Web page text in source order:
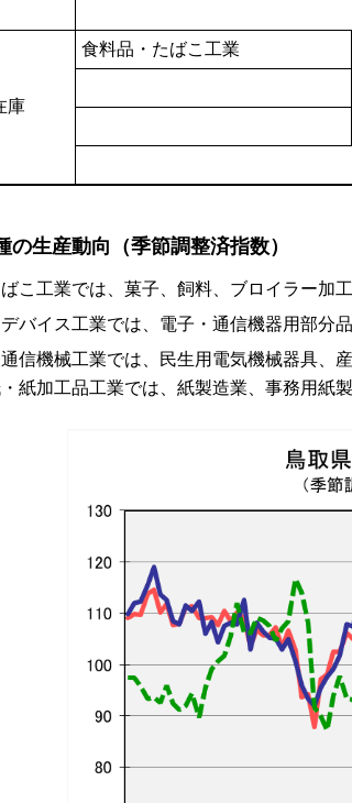
庫
食料品・たばこ工業
の生産動向（季節調整済指数）
ばこ工業では、菓子、飼料、ブロイラー加
デバイス工業では、電子・通信機器用部分
通信機械工業では、民生用電気機械器具
・紙加工品工業では、紙製造業、事務用紙